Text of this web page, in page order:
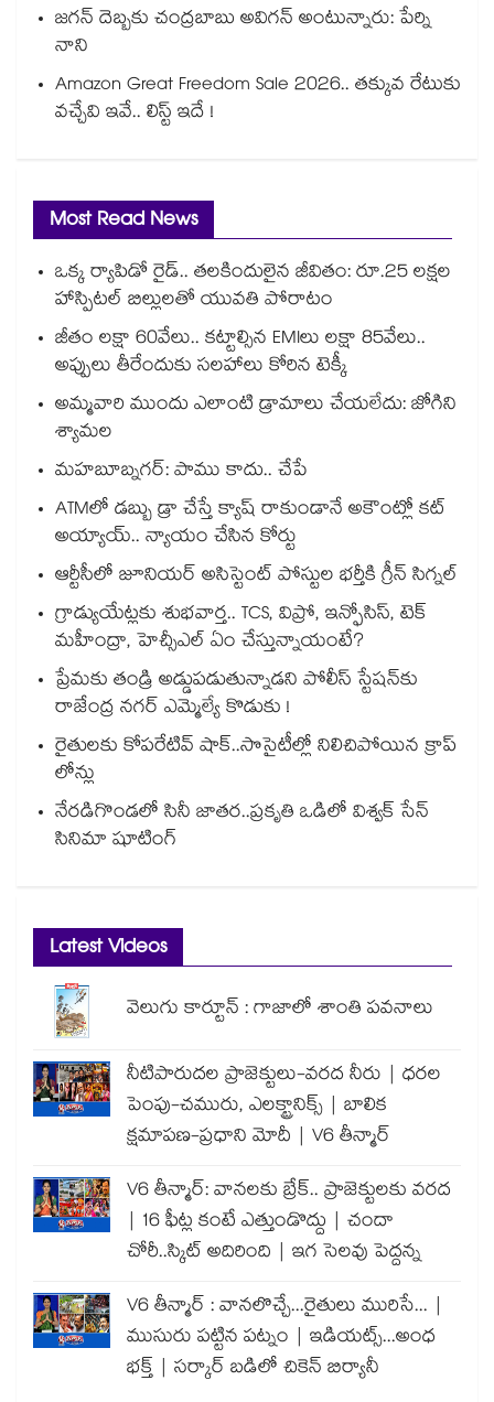
జగన్ దెబ్బకు చంద్రబాబు అవిగన్ అంటున్నారు: పేర్ని
నాని
Amazon Great Freedom Sale 2026.. తక్కువ రేటుకు
వచ్చేవి ఇవే.. లిస్ట్ ఇదే !
Most Read News
ఒక్క ర్యాపిడో రైడ్.. తలకిందులైన జీవితం: రూ.25 లక్షల
హాస్పిటల్ బిల్లులతో యువతి పోరాటం
జీతం లక్షా 60వేలు.. కట్టాల్సిన EMIలు లక్షా 85వేలు..
అప్పులు తీరేందుకు సలహాలు కోరిన టెక్కీ
అమ్మవారి ముందు ఎలాంటి డ్రామాలు చేయలేదు: జోగిని
శ్యామల
మహబూబ్నగర్: పాము కాదు.. చేపే
ATMలో డబ్బు డ్రా చేస్తే క్యాష్ రాకుండానే అకౌంట్లో కట్
అయ్యాయ్.. న్యాయం చేసిన కోర్టు
ఆర్టీసీలో జూనియర్ అసిస్టెంట్‌‌ పోస్టుల భర్తీకి గ్రీన్‌‌ సిగ్నల్
గ్రాడ్యుయేట్లకు శుభవార్త.. TCS, విప్రో, ఇన్ఫోసిస్, టెక్
మహీంద్రా, హెచ్సీఎల్ ఏం చేస్తున్నాయంటే?
ప్రేమకు తండ్రి అడ్డుపడుతున్నాడని పోలీస్ స్టేషన్⁪కు
రాజేంద్ర నగర్ ఎమ్మెల్యే కొడుకు !
రైతులకు కోపరేటివ్ షాక్..సొసైటీల్లో నిలిచిపోయిన క్రాప్
లోన్లు
నేరడిగొండలో సినీ జాతర..ప్రకృతి ఒడిలో విశ్వక్ సేన్
సినిమా షూటింగ్
Latest Videos
వెలుగు కార్టూన్ : గాజాలో శాంతి పవనాలు
నీటిపారుదల ప్రాజెక్టులు-వరద నీరు | ధరల
పెంపు-చమురు, ఎలక్ట్రానిక్స్ | బాలిక
క్షమాపణ-ప్రధాని మోదీ | V6 తీన్మార్
V6 తీన్మార్: వానలకు బ్రేక్.. ప్రాజెక్టులకు వరద
| 16 ఫీట్ల కంటే ఎత్తుండొద్దు | చందా
చోరీ..స్కిట్ అదిరింది | ఇగ సెలవు పెద్దన్న
V6 తీన్మార్ : వానలొచ్చే...రైతులు మురిసే... |
ముసురు పట్టిన పట్నం | ఇడియట్స్...అంధ
భక్త్ | సర్కార్ బడిలో చికెన్ బిర్యానీ